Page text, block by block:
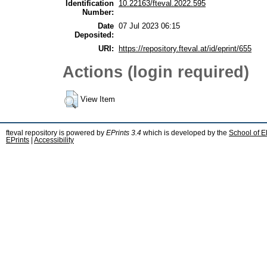
Identification
Number:
10.22163/fteval.2022.595
Date
Deposited:
07 Jul 2023 06:15
URI: https://repository.fteval.at/id/eprint/655
Actions (login required)
View Item
fteval repository is powered by EPrints 3.4 which is developed by the School of
EPrints
Accessibility